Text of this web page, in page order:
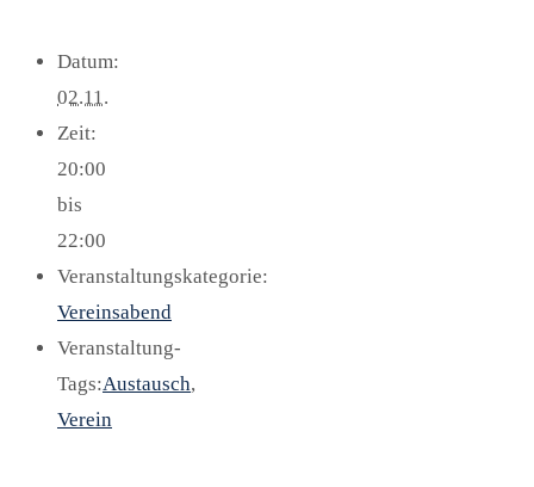
Datum:
02.11.
Zeit:
20:00
bis
22:00
Veranstaltungskategorie:
Vereinsabend
Veranstaltung-
Tags:Austausch,
Verein